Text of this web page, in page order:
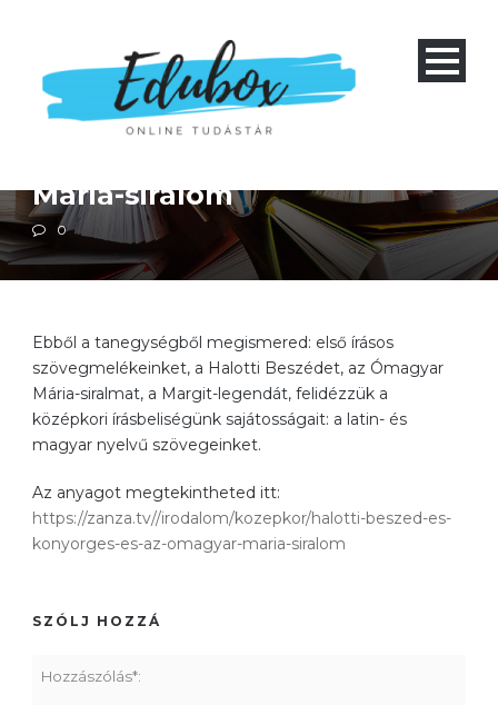
Négyéves gimnázium 1-4 és nyolcéves gimnázium 5-8
Szakközépiskola 1-4
A Halotti beszéd és
Mária-siralom
0
Ebből a tanegységből megismered: első írásos
szövegmelékeinket, a Halotti Beszédet, az Ómagyar
Mária-siralmat, a Margit-legendát, felidézzük a
középkori írásbeliségünk sajátosságait: a latin- és
magyar nyelvű szövegeinket.
Az anyagot megtekintheted itt:
https://zanza.tv//irodalom/kozepkor/halotti-beszed-es-
konyorges-es-az-omagyar-maria-siralom
SZÓLJ HOZZÁ